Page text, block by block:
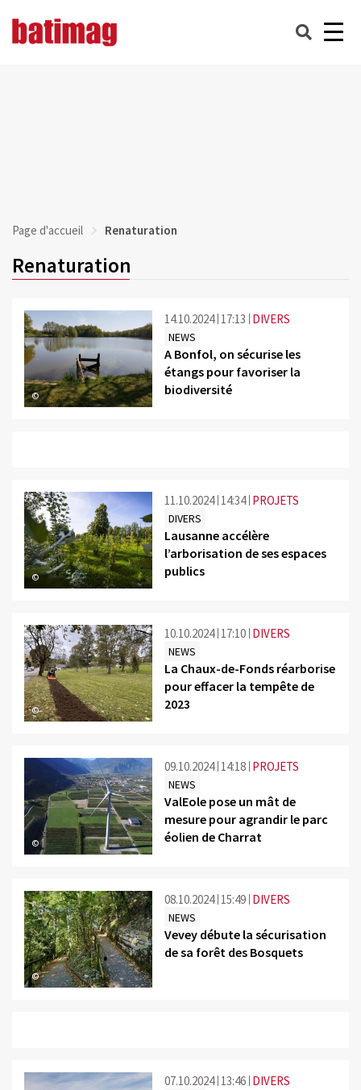
Page d'accueil Renaturation
Renaturation
©
14.10.2024 17:13 DIVERS
NEWS
A Bonfol, on sécurise les
étangs pour favoriser la
biodiversité
©
11.10.2024 14:34 PROJETS
DIVERS
Lausanne accélère
l’arborisation de ses espaces
publics
©
10.10.2024 17:10 DIVERS
NEWS
La Chaux-de-Fonds réarborise
pour effacer la tempête de
2023
©
09.10.2024 14:18 PROJETS
NEWS
ValEole pose un mât de
mesure pour agrandir le parc
éolien de Charrat
©
08.10.2024 15:49 DIVERS
NEWS
Vevey débute la sécurisation
de sa forêt des Bosquets
07.10.2024 13:46 DIVERS